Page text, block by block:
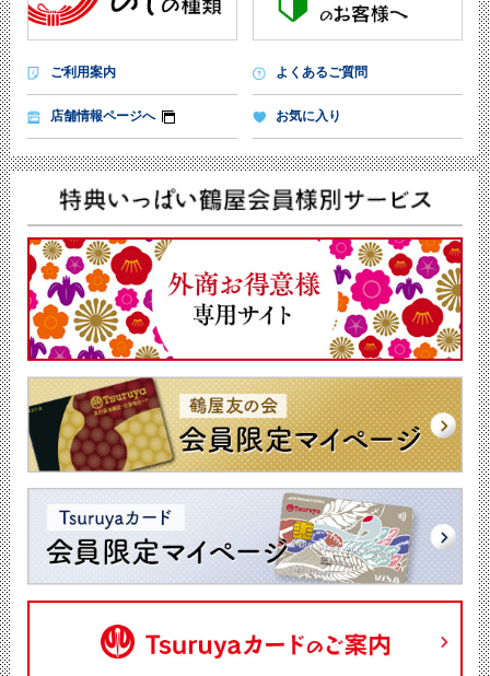
ご利用案内 よくあるご質問
店舗情報ページへ お気に入り